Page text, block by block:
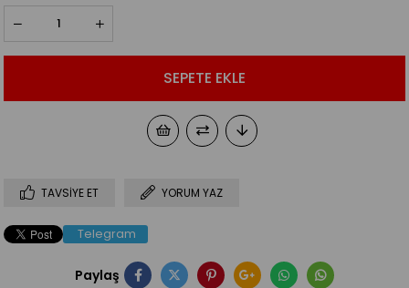
TAVSIYE ET YORUM YAZ
Telegram
Paylaş